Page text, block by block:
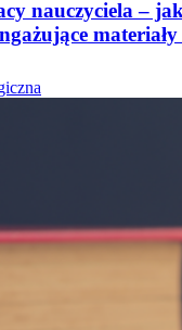
nauczyciela –